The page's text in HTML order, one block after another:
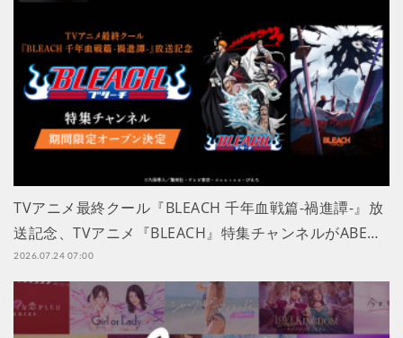
TVアニメ最終クール『BLEACH 千年血戦篇-禍進譚-』放
送記念、TVアニメ『BLEACH』特集チャンネルがABE…
2026.07.24 07:00